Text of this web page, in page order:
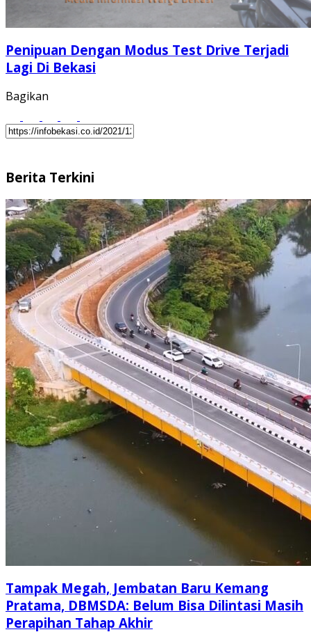
Penipuan Dengan Modus Test Drive Terjadi
Lagi Di Bekasi
Bagikan
Berita Terkini
Tampak Megah, Jembatan Baru Kemang
Pratama, DBMSDA: Belum Bisa Dilintasi Masih
Perapihan Tahap Akhir